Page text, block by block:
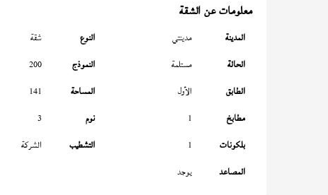
معلومات عن الشقة
المدينة مدينتي النوع شقة
الحالة
مستلمة النموذج 200
الطابق
الأول المساحة 141
مطابخ
1 نوم 3
بلكونات
1 التشطيب الشركة
المصاعد
يوجد